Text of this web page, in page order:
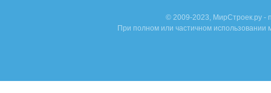
© 2009-2023, МирСтроек.ру -
При полном или частичном использовании